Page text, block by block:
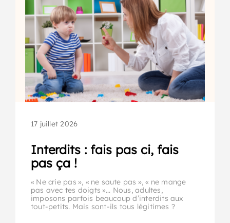
17 juillet 2026
Interdits : fais pas ci, fais
pas ça !
« Ne crie pas », « ne saute pas », « ne mange
pas avec tes doigts »… Nous, adultes,
imposons parfois beaucoup d’interdits aux
tout-petits. Mais sont-ils tous légitimes ?